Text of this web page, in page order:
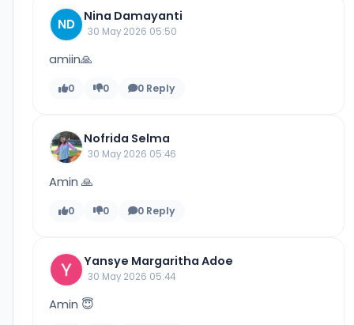
ND Nina Damayanti
30 May 2026 05:50
amiin🙏
0 0 0 Reply
Nofrida Selma
30 May 2026 05:46
Amin 🙏
0 0 0 Reply
Yansye Margaritha Adoe
30 May 2026 05:44
Amin 😇